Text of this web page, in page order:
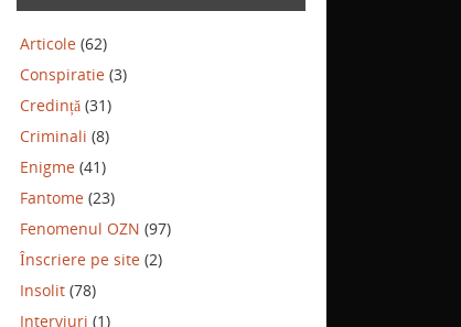
Articole (62)
Conspiratie (3)
Credință (31)
Criminali (8)
Enigme (41)
Fantome (23)
Fenomenul OZN (97)
Înscriere pe site (2)
Insolit (78)
Interviuri (1)